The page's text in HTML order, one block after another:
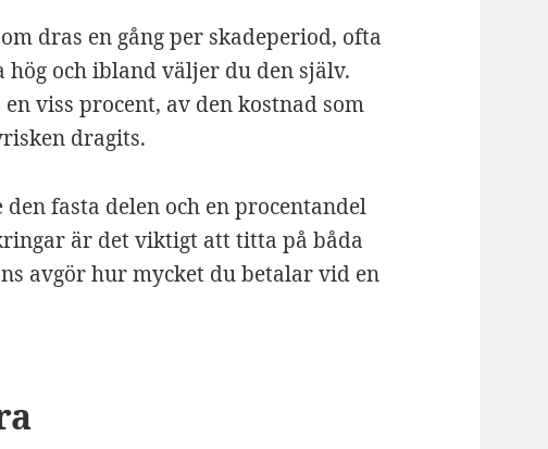
dras en gång per skadeperiod, ofta
hög och ibland väljer du den själv.
viss procent, av den kostnad som
dragits.
fasta delen och en procentandel
är det viktigt att titta på båda
avgör hur mycket du betalar vid en